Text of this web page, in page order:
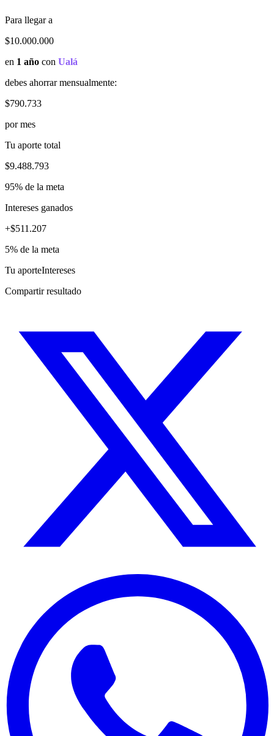
Para llegar a
$10.000.000
en 1 año con Ualá
debes ahorrar mensualmente:
$790.733
por mes
Tu aporte total
$9.488.793
95% de la meta
Intereses ganados
+$511.207
5% de la meta
Tu aporteIntereses
Compartir resultado